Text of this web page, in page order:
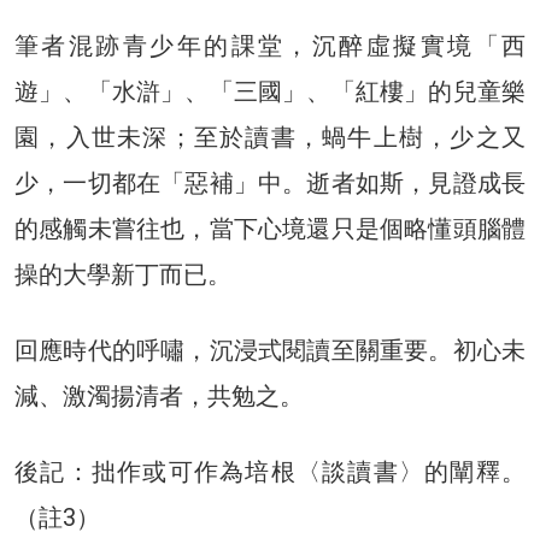
筆者混跡青少年的課堂，沉醉虛擬實境「西
遊」、「水滸」、「三國」、「紅樓」的兒童樂
園，入世未深；至於讀書，蝸牛上樹，少之又
少，一切都在「惡補」中。逝者如斯，見證成長
的感觸未嘗往也，當下心境還只是個略懂頭腦體
操的大學新丁而已。
回應時代的呼嘯，沉浸式閱讀至關重要。初心未
減、激濁揚清者，共勉之。
後記：拙作或可作為培根〈談讀書〉的闡釋。
（註3）